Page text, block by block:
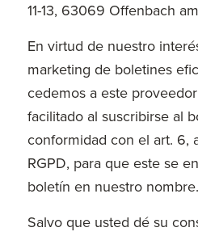
11-13, 63069 Offenbach
En virtud de nuestro
marketing de boletines
cedemos a este
facilitado al suscribirse al
conformidad con el art. 6,
RGPD, para que este se
boletín en nuestro nombre.
Salvo que usted dé su